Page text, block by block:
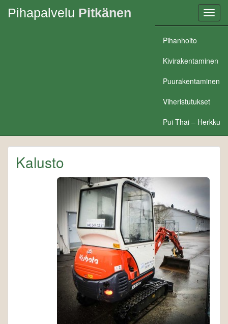
Pihapalvelu Pitkänen
Pihanhoito
Kivirakentaminen
Puurakentaminen
Viheristutukset
Pui Thai – Herkku
Kalusto